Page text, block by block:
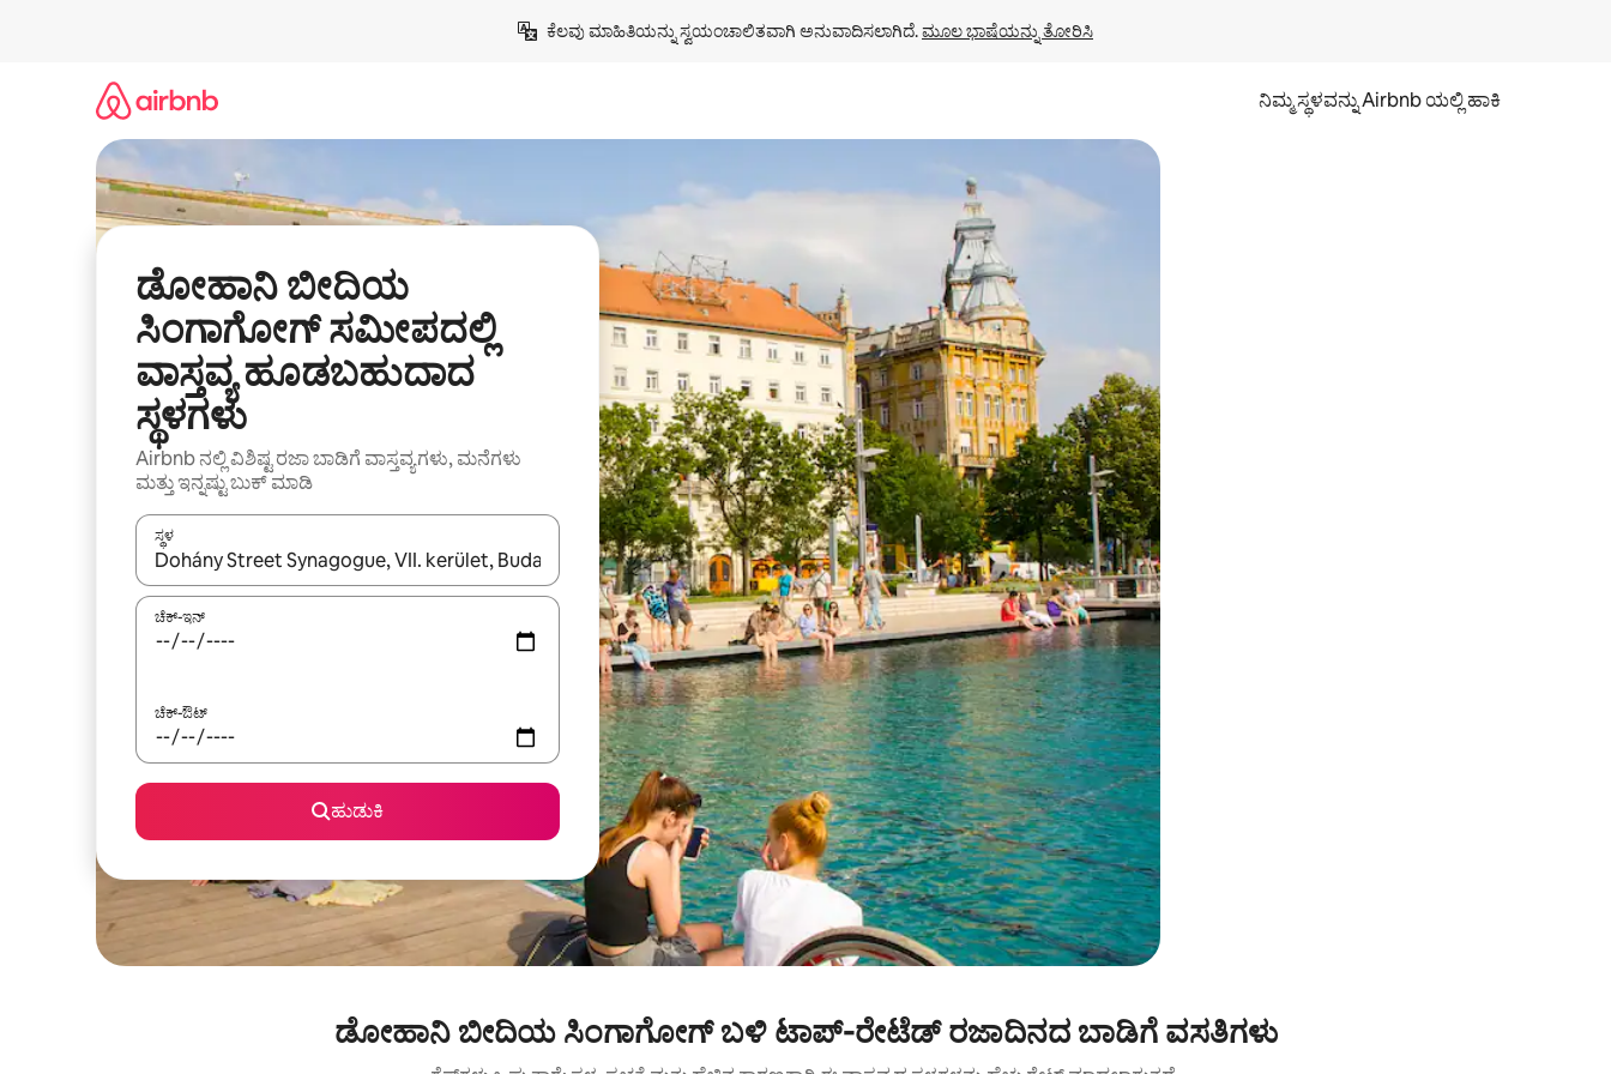
ಕೆಲವು ಮಾಹಿತಿಯನ್ನು ಸ್ವಯಂಚಾಲಿತವಾಗಿ ಅನುವಾದಿಸಲಾಗಿದೆ. ಮೂಲ ಭಾಷೆಯನ್ನು ತೋರಿಸಿ
ನಿಮ್ಮ ಸ್ಥಳವನ್ನು Airbnb ಯಲ್ಲಿ ಹಾಕಿ
ಡೋಹಾನಿ ಬೀದಿಯ
ಸಿಂಗಾಗೋಗ್ ಸಮೀಪದಲ್ಲಿ
ವಾಸ್ತವ್ಯ ಹೂಡಬಹುದಾದ
ಸ್ಥಳಗಳು
Airbnb ನಲ್ಲಿ ವಿಶಿಷ್ಟ ರಜಾ ಬಾಡಿಗೆ ವಾಸ್ತವ್ಯಗಳು, ಮನೆಗಳು
ಮತ್ತು ಇನ್ನಷ್ಟು ಬುಕ್ ಮಾಡಿ
ಸ್ಥಳ
ಫಲಿತಾಂಶಗಳು ಲಭ್ಯವಿರುವಾಗ, ಅಪ್ ಮತ್ತು ಡೌನ್ ಬಾಣದ ಕೀಲಿಗಳೊಂದಿಗೆ ನ್ಯಾವಿಗೇಟ್ ಮಾಡಿ ಅಥವಾ ಸ್ಪರ್ಶ ಅಥವಾ ಸ್ವೈಪ್ ಗೆಸ್ಚರ್‌ಗಳ ಮೂಲಕ ಅನ್ವೇಷಿಸಿ.
ಚೆಕ್-ಇನ್
ಚೆಕ್-ಔಟ್
ಹುಡುಕಿ
ಡೋಹಾನಿ ಬೀದಿಯ ಸಿಂಗಾಗೋಗ್ ಬಳಿ ಟಾಪ್-ರೇಟೆಡ್ ರಜಾದಿನದ ಬಾಡಿಗೆ ವಸತಿಗಳು